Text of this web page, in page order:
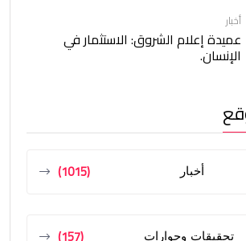
أخبار
عميدة إعلام الشروق: الاستثمار في
الإنسان.
أخبار (1015)
تحقيقات وحوارات